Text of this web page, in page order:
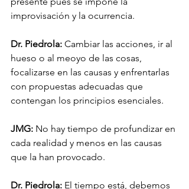
improvisación y la ocurrencia.
Dr. Piedrola: Cambiar las acciones, ir al
hueso o al meoyo de las cosas,
focalizarse en las causas y enfrentarlas
con propuestas adecuadas que
contengan los principios esenciales.
JMG: No hay tiempo de profundizar en
cada realidad y menos en las causas
que la han provocado.
Dr. Piedrola: El tiempo está, debemos